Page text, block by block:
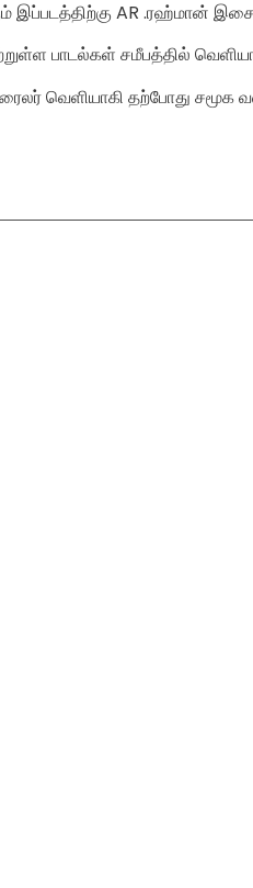
இப்படத்திற்கு AR .ரஹ்மான்
பாடல்கள் சமீபத்தில்
வெளியாகி தற்போது சமூக